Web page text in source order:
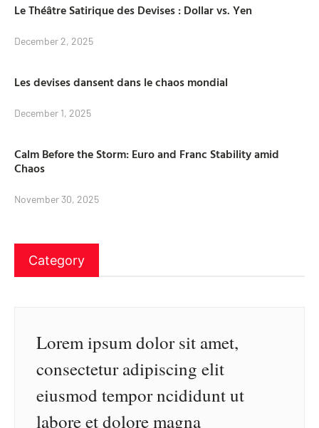
Le Théâtre Satirique des Devises : Dollar vs. Yen
December 2, 2025
Les devises dansent dans le chaos mondial
December 1, 2025
Calm Before the Storm: Euro and Franc Stability amid
Chaos
November 30, 2025
Category
Lorem ipsum dolor sit amet,
consectetur adipiscing elit
eiusmod tempor ncididunt ut
labore et dolore magna